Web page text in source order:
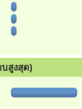
สูงสุด)